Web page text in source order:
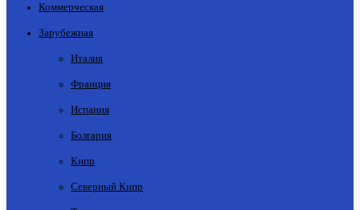
Коммерческая
Зарубежная
Италия
Франция
Испания
Болгария
Кипр
Северный Кипр